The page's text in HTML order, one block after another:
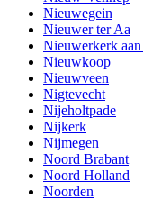
Nieuwegein
Nieuwer ter Aa
Nieuwerkerk aan
Nieuwkoop
Nieuwveen
Nigtevecht
Nijeholtpade
Nijkerk
Nijmegen
Noord Brabant
Noord Holland
Noorden